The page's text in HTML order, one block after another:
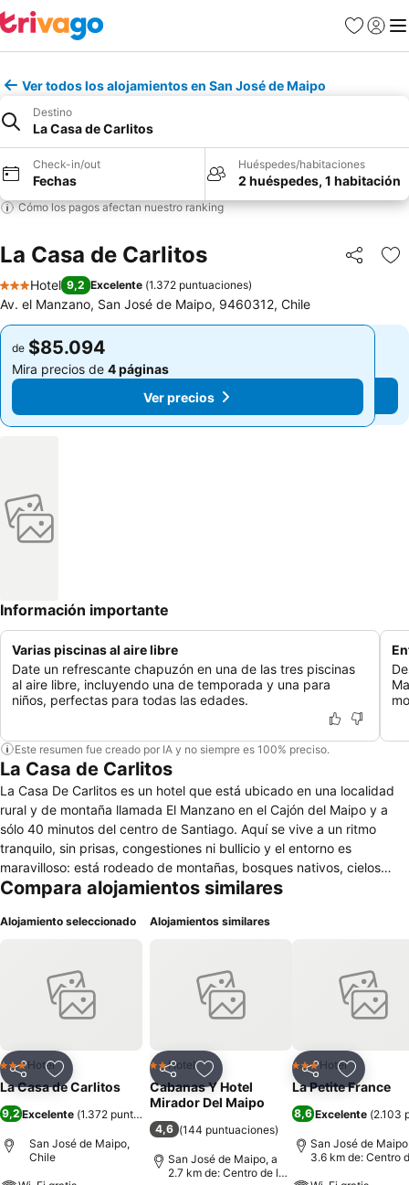
Favoritos
Iniciar
Ver todos los alojamientos en San José de Maipo
Destino
La Casa de Carlitos
Check-in/out
Fechas
Huéspedes/habitaciones
2 huéspedes, 1 habitación
Cómo los pagos afectan nuestro ranking
La Casa de Carlitos Compartir
3 Estrellas
Hotel 9,2 Excelente (1.372 puntuaciones)
Av. el Manzano, San José de Maipo, 9460312, Chile
de $85.094
Mira precios de 4 páginas
Ver precios
de $85.094
Mira precios de 4 páginas
Ver precios
Información importante
Varias piscinas al aire libre
Date un refrescante chapuzón en una de las tres piscinas
al aire libre, incluyendo una de temporada y una para
niños, perfectas para todas las edades.
Este resumen fue creado por IA y no siempre es 100% preciso.
La Casa de Carlitos
La Casa De Carlitos es un hotel que está ubicado en una localidad
rural y de montaña llamada El Manzano en el Cajón del Maipo y a
sólo 40 minutos del centro de Santiago. Aquí se vive a un ritmo
tranquilo, sin prisas, congestiones ni bullicio y el entorno es
maravilloso: está rodeado de montañas, bosques nativos, cielos
limpios y aire fresco. Cuenta con 9 habitaciones, todas con baño
cama single como para un alojado adicional. 1 habitación con cama
de uso de las instalaciones: salones de lectura, salas de juego de
pool y cartas, sala de televisión, comedores, cocina, asaderas,
quincho, piscinas, minicancha, areas verdes, estacionamiento. El
las cercanías se ofrecen cabalgatas, parapente, rafting, treking y
excursiones a las atracciones de la zona.
Compara alojamientos similares
Alojamiento seleccionado
CompartirAgregar a favoritos
3 Estrellas
Hotel
La Casa de Carlitos
9,2Excelente (1.372 puntuaciones
San José de Maipo,
Chile
Alojamientos similares
CompartirAgregar a favoritos
2 Estrellas
Hotel
Cabanas Y Hotel
Mirador Del Maipo
4,6 (144 puntuaciones)
San José de Maipo, a
2.7 km de: Centro de la
CompartirAgregar
3 Estrellas
Hotel
La Petite France
8,6 Excelente (2.103
San José de
3.6 km de: Centro